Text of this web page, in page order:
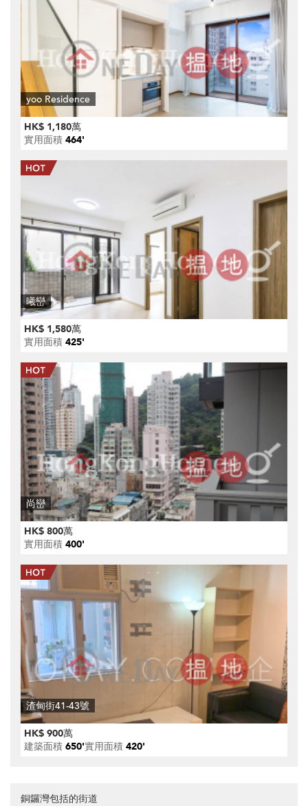
yoo Residence
HK$ 1,180萬
實用面積 464'
曦巒
HK$ 1,580萬
實用面積 425'
尚巒
HK$ 800萬
實用面積 400'
渣甸街41-43號
HK$ 900萬
建築面積 650'實用面積 420'
銅鑼灣包括的街道